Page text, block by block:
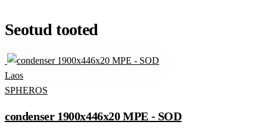
Seotud tooted
Laos
SPHEROS
condenser 1900x446x20 MPE - SOD